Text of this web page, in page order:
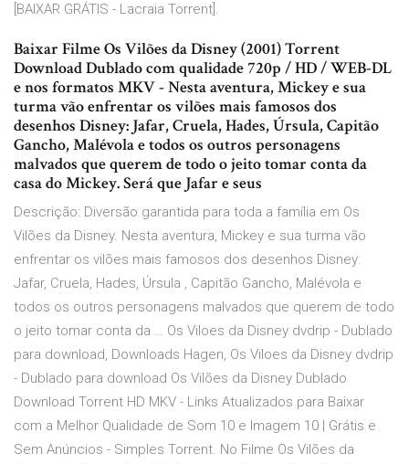
[BAIXAR GRÁTIS - Lacraia Torrent].
Baixar Filme Os Vilões da Disney (2001) Torrent
Download Dublado com qualidade 720p / HD / WEB-DL
e nos formatos MKV - Nesta aventura, Mickey e sua
turma vão enfrentar os vilões mais famosos dos
desenhos Disney: Jafar, Cruela, Hades, Úrsula, Capitão
Gancho, Malévola e todos os outros personagens
malvados que querem de todo o jeito tomar conta da
casa do Mickey. Será que Jafar e seus
Descrição: Diversão garantida para toda a família em Os
Vilões da Disney. Nesta aventura, Mickey e sua turma vão
enfrentar os vilões mais famosos dos desenhos Disney:
Jafar, Cruela, Hades, Úrsula , Capitão Gancho, Malévola e
todos os outros personagens malvados que querem de todo
o jeito tomar conta da … Os Viloes da Disney dvdrip - Dublado
para download, Downloads Hagen, Os Viloes da Disney dvdrip
- Dublado para download Os Vilões da Disney Dublado
Download Torrent HD MKV - Links Atualizados para Baixar
com a Melhor Qualidade de Som 10 e Imagem 10 | Grátis e
Sem Anúncios - Simples Torrent. No Filme Os Vilões da